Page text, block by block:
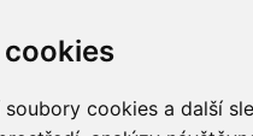
cookies a další
HK